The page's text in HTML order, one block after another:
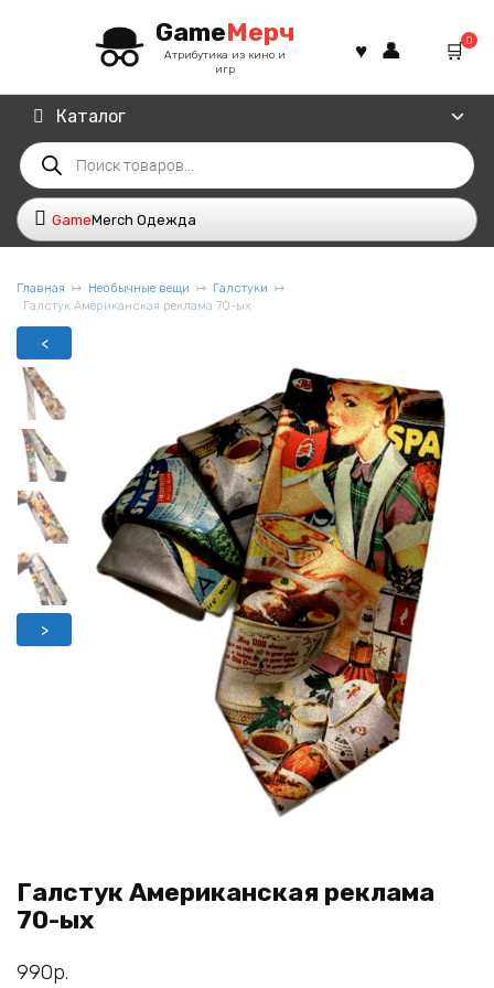
GameМерч
Атрибутика из кино и
игр
0
Каталог
Поиск
товаров
GameMerch Одежда
Главная Необычные вещи
Галстуки
Галстук Американская реклама 70-ых
<
>
Галстук Американская реклама
70-ых
990р.